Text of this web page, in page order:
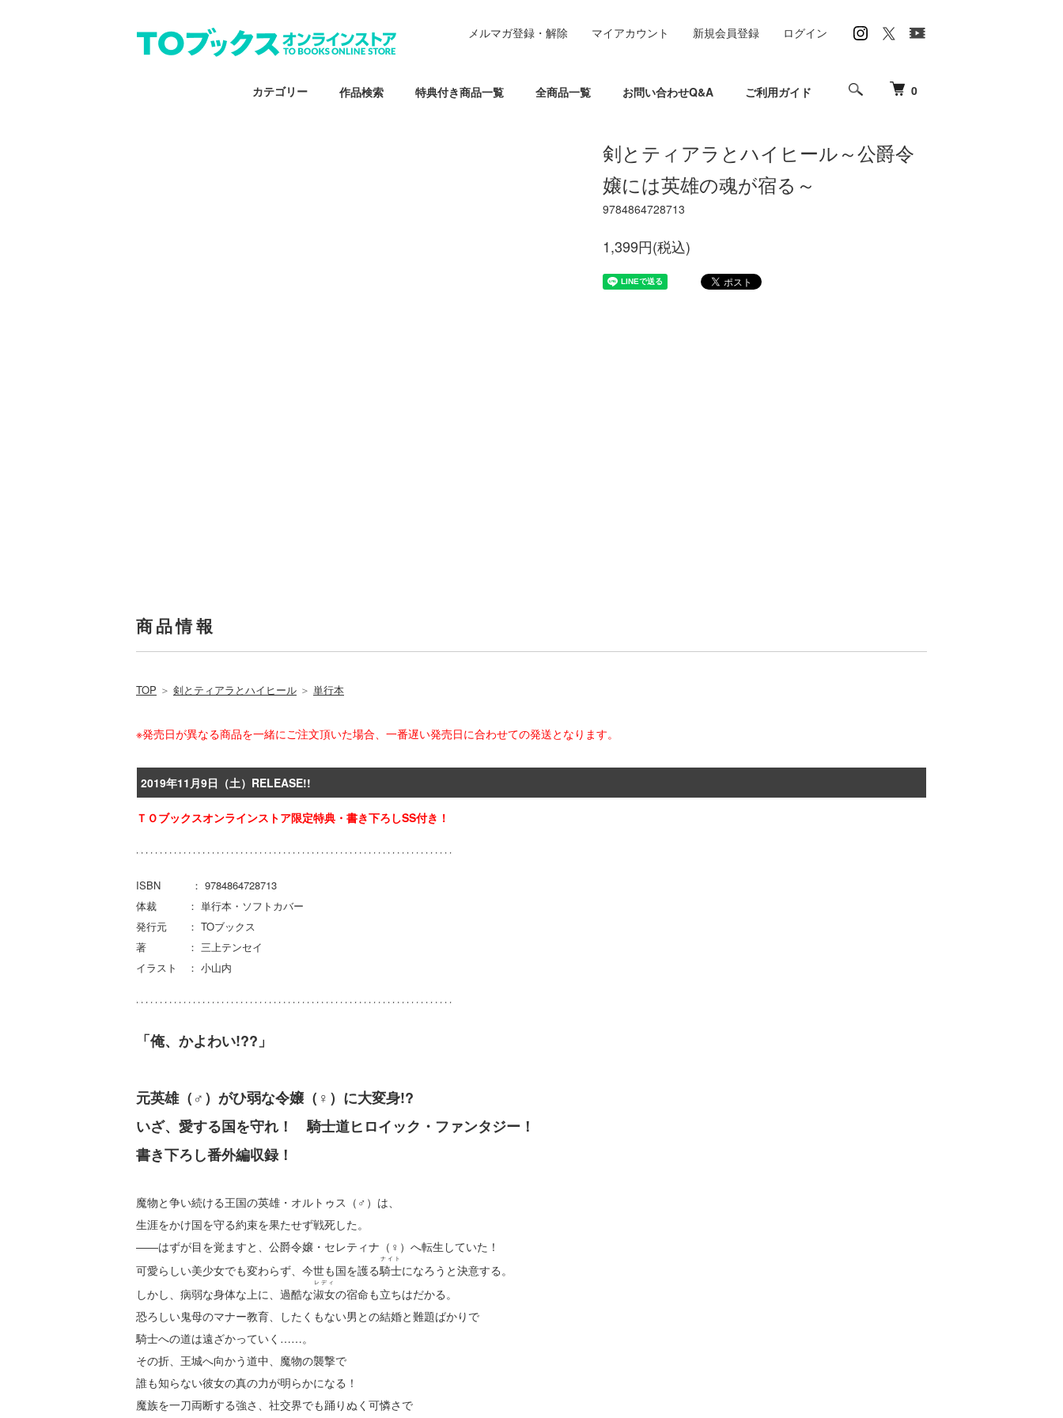
0
カテゴリー 作品検索 特典付き商品一覧 全商品一覧 お問い合わせQ&A ご利用ガイド
メルマガ登録・解除 マイアカウント 新規会員登録 ログイン
剣とティアラとハイヒール～公爵令
嬢には英雄の魂が宿る～
9784864728713
1,399円(税込)
商品情報
TOP ＞ 剣とティアラとハイヒール ＞ 単行本
※発売日が異なる商品を一緒にご注文頂いた場合、一番遅い発売日に合わせての発送となります。
2019年11月9日（土）RELEASE!!
ＴＯブックスオンラインストア限定特典・書き下ろしSS付き！
ISBN ： 9784864728713
体裁 ： 単行本・ソフトカバー
発行元 ： TOブックス
著 ： 三上テンセイ
イラスト ： 小山内
「俺、かよわい!??」
元英雄（♂）がひ弱な令嬢（♀）に大変身!?
いざ、愛する国を守れ！ 騎士道ヒロイック・ファンタジー！
書き下ろし番外編収録！
魔物と争い続ける王国の英雄・オルトゥス（♂）は、
生涯をかけ国を守る約束を果たせず戦死した。
――はずが目を覚ますと、公爵令嬢・セレティナ（♀）へ転生していた！
可愛らしい美少女でも変わらず、今世も国を護る騎士
ナイト
になろうと決意する。
しかし、病弱な身体な上に、過酷な淑女
レディ
の宿命も立ちはだかる。
恐ろしい鬼母のマナー教育、したくもない男との結婚と難題ばかりで
騎士への道は遠ざかっていく……。
その折、王城へ向かう道中、魔物の襲撃で
誰も知らない彼女の真の力が明らかになる！
魔族を一刀両断する強さ、社交界でも踊りぬく可憐さで